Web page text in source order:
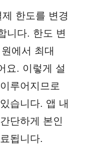
한도를 변경
니다. 한도 변
에서 최대
요. 이렇게 설
루어지므로
습니다. 앱 내
단하게 본인
됩니다.